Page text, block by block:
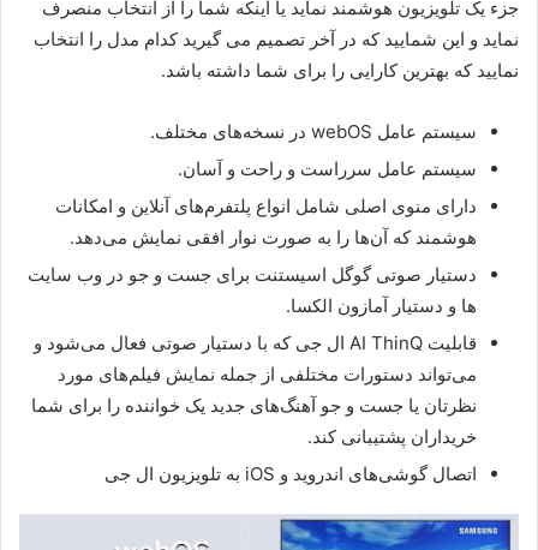
جزء یک تلویزیون هوشمند نماید یا اینکه شما را از انتخاب منصرف
نماید و این شمایید که در آخر تصمیم می گیرید کدام مدل را انتخاب
نمایید که بهترین کارایی را برای شما داشته باشد.
سیستم عامل webOS در نسخه‌های مختلف.
سیستم عامل سرراست و راحت و آسان.
دارای منوی اصلی شامل انواع پلتفرم‌های آنلاین و امکانات
هوشمند که آن‌ها را به صورت نوار افقی نمایش می‌دهد.
دستیار صوتی گوگل اسیستنت برای جست و جو در وب سایت
ها و دستیار آمازون الکسا.
قابلیت AI ThinQ ال جی که با دستیار صوتی فعال می‌شود و
می‌‌تواند دستورات مختلفی از جمله نمایش فیلم‌های مورد
نظرتان یا جست و جو آهنگ‌های جدید یک خواننده را برای شما
خریداران پشتیبانی کند.
اتصال گوشی‌های اندروید و iOS به تلویزیون ال جی